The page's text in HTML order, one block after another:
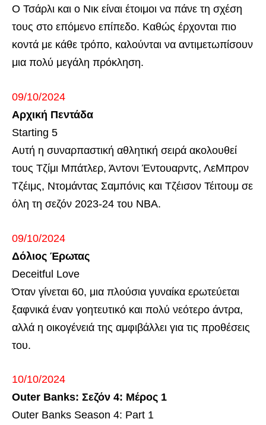
Ο Τσάρλι και ο Νικ είναι έτοιμοι να πάνε τη σχέση
τους στο επόμενο επίπεδο. Καθώς έρχονται πιο
κοντά με κάθε τρόπο, καλούνται να αντιμετωπίσουν
μια πολύ μεγάλη πρόκληση.
09/10/2024
Αρχική Πεντάδα
Starting 5
Αυτή η συναρπαστική αθλητική σειρά ακολουθεί
τους Τζίμι Μπάτλερ, Άντονι Έντουαρντς, ΛεΜπρον
Τζέιμς, Ντομάντας Σαμπόνις και Τζέισον Τέιτουμ σε
όλη τη σεζόν 2023-24 του NBA.
09/10/2024
Δόλιος Έρωτας
Deceitful Love
Όταν γίνεται 60, μια πλούσια γυναίκα ερωτεύεται
ξαφνικά έναν γοητευτικό και πολύ νεότερο άντρα,
αλλά η οικογένειά της αμφιβάλλει για τις προθέσεις
του.
10/10/2024
Outer Banks: Σεζόν 4: Μέρος 1
Outer Banks Season 4: Part 1